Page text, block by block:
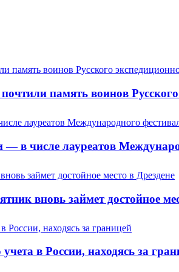
память воинов Русского
в числе лауреатов
вновь займет достойное
в России, находясь за